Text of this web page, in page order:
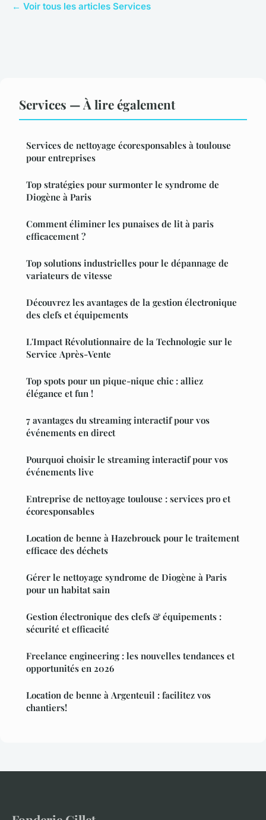
← Voir tous les articles Services
Services — À lire également
Services de nettoyage écoresponsables à toulouse
pour entreprises
Top stratégies pour surmonter le syndrome de
Diogène à Paris
Comment éliminer les punaises de lit à paris
efficacement ?
Top solutions industrielles pour le dépannage de
variateurs de vitesse
Découvrez les avantages de la gestion électronique
des clefs et équipements
L'Impact Révolutionnaire de la Technologie sur le
Service Après-Vente
Top spots pour un pique-nique chic : alliez
élégance et fun !
7 avantages du streaming interactif pour vos
événements en direct
Pourquoi choisir le streaming interactif pour vos
événements live
Entreprise de nettoyage toulouse : services pro et
écoresponsables
Location de benne à Hazebrouck pour le traitement
efficace des déchets
Gérer le nettoyage syndrome de Diogène à Paris
pour un habitat sain
Gestion électronique des clefs & équipements :
sécurité et efficacité
Freelance engineering : les nouvelles tendances et
opportunités en 2026
Location de benne à Argenteuil : facilitez vos
chantiers!